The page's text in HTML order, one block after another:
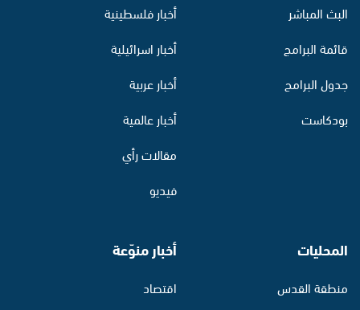
البث المباشر
قائمة البرامج
جدول البرامج
بودكاست
أخبار فلسطينية
أخبار اسرائيلية
أخبار عربية
أخبار عالمية
مقالات رأي
فيديو
المحليات
منطقة القدس
أخبار منوّعة
اقتصاد